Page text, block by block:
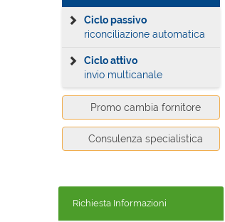
Ciclo passivo
riconciliazione automatica
Ciclo attivo
invio multicanale
Promo cambia fornitore
Consulenza specialistica
Richiesta Informazioni